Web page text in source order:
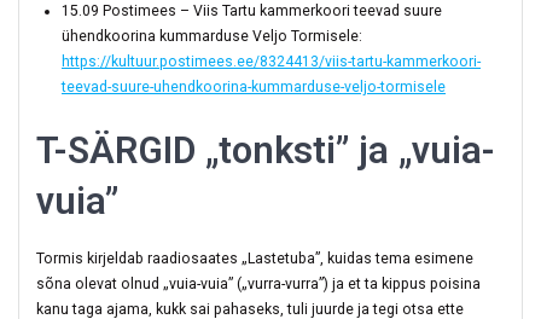
15.09 Postimees – Viis Tartu kammerkoori teevad suure
ühendkoorina kummarduse Veljo Tormisele:
https://kultuur.postimees.ee/8324413/viis-tartu-kammerkoori-
teevad-suure-uhendkoorina-kummarduse-veljo-tormisele
T-SÄRGID „tonksti” ja „vuia-
vuia”
Tormis kirjeldab raadiosaates „Lastetuba”, kuidas tema esimene
sõna olevat olnud „vuia-vuia” („vurra-vurra”) ja et ta kippus poisina
kanu taga ajama, kukk sai pahaseks, tuli juurde ja tegi otsa ette